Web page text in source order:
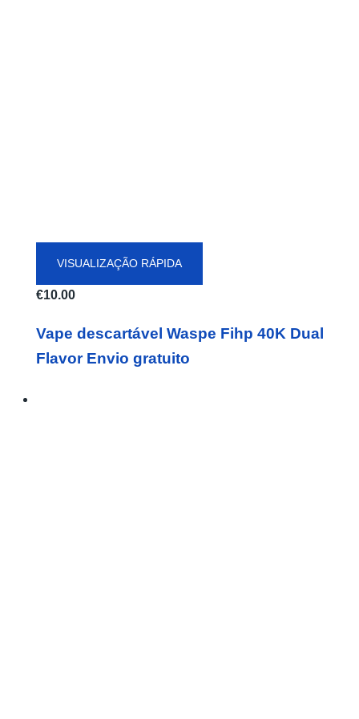
VISUALIZAÇÃO RÁPIDA
€10.00
Vape descartável Waspe Fihp 40K Dual
Flavor Envio gratuito